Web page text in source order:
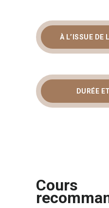
À L’ISSUE DE
DURÉE
Cours